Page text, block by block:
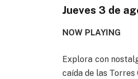
Jueves 3 de
NOW PLAYING
Explora con
caída de las Torres